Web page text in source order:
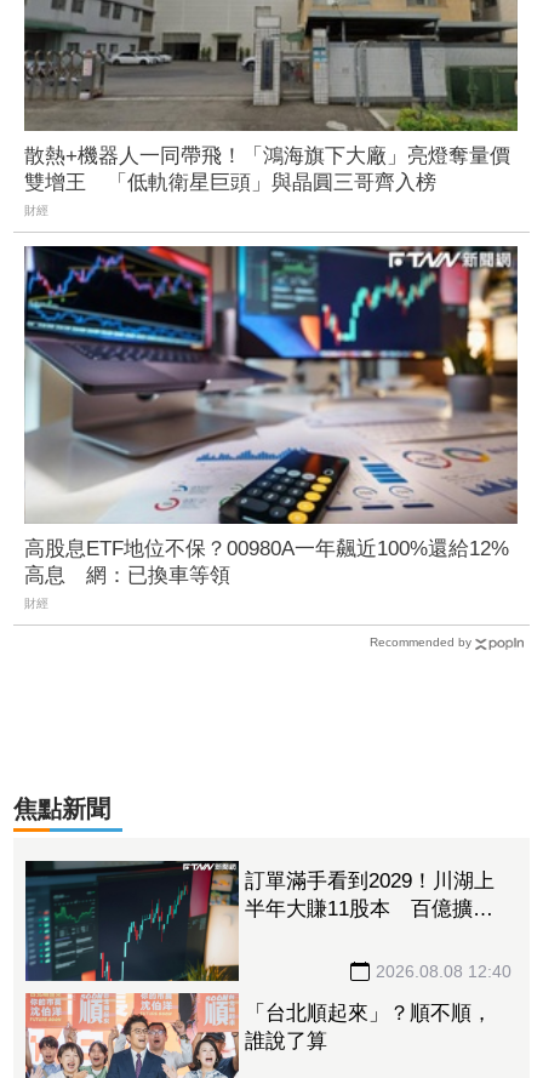
散熱+機器人一同帶飛！「鴻海旗下大廠」亮燈奪量價
雙增王 「低軌衛星巨頭」與晶圓三哥齊入榜
財經
高股息ETF地位不保？00980A一年飆近100%還給12%
高息 網：已換車等領
財經
Recommended by
焦點新聞
訂單滿手看到2029！川湖上
半年大賺11股本 百億擴產
2026.08.08 12:40
「台北順起來」？順不順，
誰說了算